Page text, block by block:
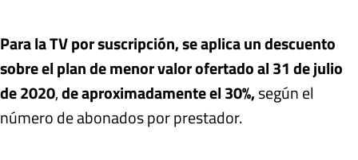
Para la TV por suscripción, se aplica un descuento
sobre el plan de menor valor ofertado al 31 de julio
de 2020,de aproximadamente el 30%,según el
número de abonados por prestador.